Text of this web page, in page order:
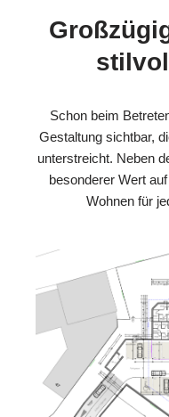
Schon beim
Gestaltung sichtbar,
unterstreicht. Neben
besonderer Wert
Wohnen für